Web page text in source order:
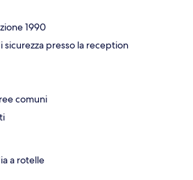
1990
sicurezza presso la reception
comuni
a rotelle